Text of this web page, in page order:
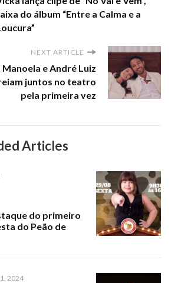
do álbum “Entre a Calma e a
NEXT ARTICLE
Manoela e André Luiz
juntos no teatro
pela primeira vez
Articles
do primeiro
do Peão de
2024